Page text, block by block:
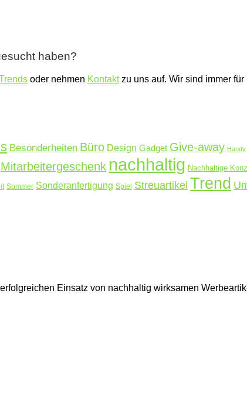
haben?
oder nehmen Kontaktzu uns auf. Wir sind immer für
Besonderheiten Büro Design Gadget Give-away Handy
Mitarbeitergeschenk nachhaltig Nachhaltige
Sommer Sonderanfertigung Spiel Streuartikel Trend
Einsatz von nachhaltig wirksamen